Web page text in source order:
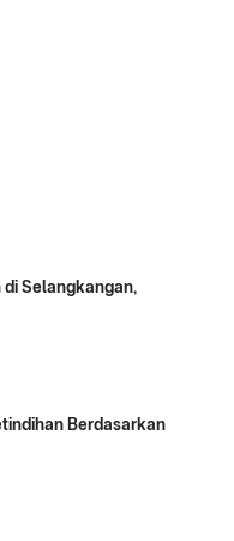
Selangkangan,
Berdasarkan